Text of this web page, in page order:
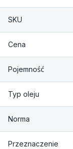
SKU
Cena
Pojemność
Typ oleju
Norma
Przeznaczenie